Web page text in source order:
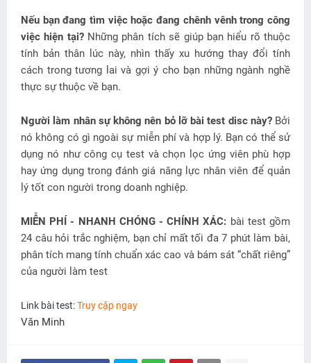
Nếu bạn đang tìm việc hoặc đang chênh vênh trong công
việc hiện tại?Những phân tích sẽ giúp bạn hiểu rõ thuộc
tính bản thân lúc này, nhìn thấy xu hướng thay đổi tính
cách trong tương lai và gợi ý cho bạn những ngành nghề
thực sự thuộc về bạn.
Người làm nhân sự không nên bỏ lỡ bài test disc này?Bởi
nó không có gì ngoài sự miễn phí và hợp lý. Bạn có thể sử
dụng nó như công cụ test và chọn lọc ứng viên phù hợp
hay ứng dụng trong đánh giá năng lực nhân viên để quản
lý tốt con người trong doanh nghiệp.
MIỄN PHÍ - NHANH CHÓNG - CHÍNH XÁC: bài test gồm
24 câu hỏi trắc nghiệm, bạn chỉ mất tối đa 7 phút làm bài,
phân tích mang tính chuẩn xác cao và bám sát “chất riêng”
của người làm test
Link bài test: Truy cập ngay
Văn Minh